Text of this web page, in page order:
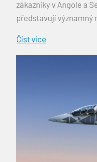
zákazníky v Angole a
představují významný
posledních několik
Číst více